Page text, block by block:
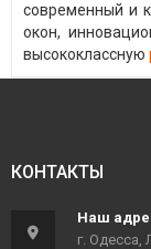
современный и
окон,
высококлассную
КОНТАКТЫ
Наш
г.